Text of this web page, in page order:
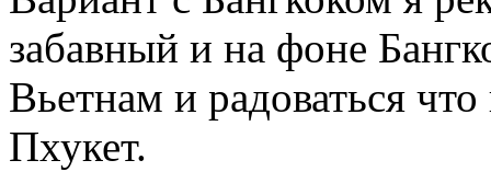
забавный и на фоне
Вьетнам и радоваться
Пхукет.